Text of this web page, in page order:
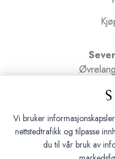
Vi bruker
nettstedtrafikk og tilpasse
du til vår bruk av